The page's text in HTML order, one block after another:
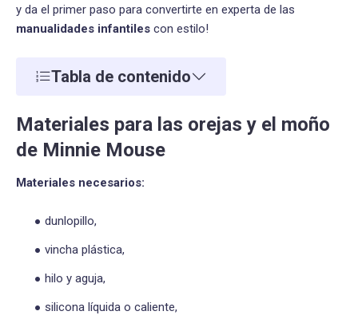
y da el primer paso para convertirte en experta de las
manualidades infantiles con estilo!
Tabla de contenido
Materiales para las orejas y el moño
de Minnie Mouse
Materiales necesarios:
dunlopillo,
vincha plástica,
hilo y aguja,
silicona líquida o caliente,